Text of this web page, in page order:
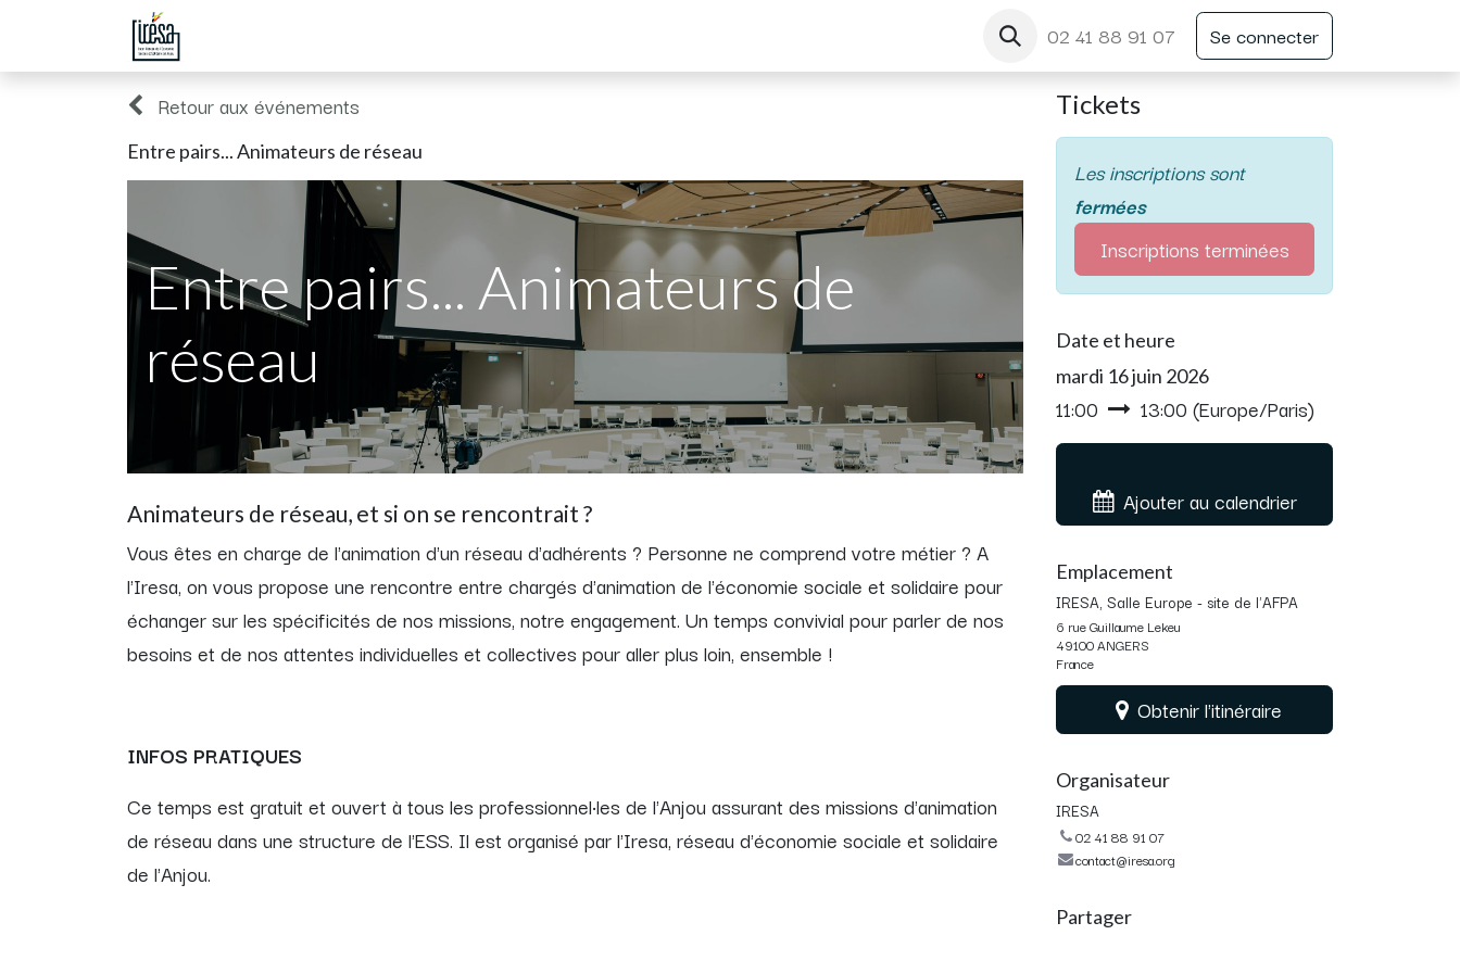
02 41 88 91 07 Se connecter
Retour aux événements
Entre pairs... Animateurs de réseau
Entre pairs... Animateurs de
réseau
Animateurs de réseau, et si on se rencontrait ?
Vous êtes en charge de l'animation d'un réseau d'adhérents ? Personne ne comprend votre métier ? A
l'Iresa, on vous propose une rencontre entre chargés d'animation de l'économie sociale et solidaire pour
échanger sur les spécificités de nos missions, notre engagement. Un temps convivial pour parler de nos
besoins et de nos attentes individuelles et collectives pour aller plus loin, ensemble !
INFOS PRATIQUES
Ce temps est gratuit et ouvert à tous les professionnel·les de l'Anjou assurant des missions d'animation
de réseau dans une structure de l'ESS. Il est organisé par l'Iresa, réseau d'économie sociale et solidaire
de l'Anjou.
Tickets
Les inscriptions sont
fermées
Inscriptions terminées
Date et heure
mardi 16 juin 2026
11:00 13:00 (Europe/Paris)
Ajouter au calendrier
Emplacement
IRESA, Salle Europe - site de l'AFPA
6 rue Guillaume Lekeu
49100 ANGERS
France
Obtenir l'itinéraire
Organisateur
IRESA
02 41 88 91 07
contact@iresa.org
Partager